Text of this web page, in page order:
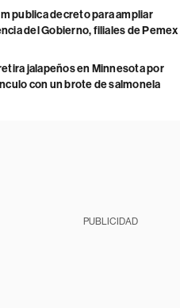
publica decreto para ampliar
del Gobierno, filiales de Pemex
jalapeños en Minnesota por
con un brote de salmonela
PUBLICIDAD